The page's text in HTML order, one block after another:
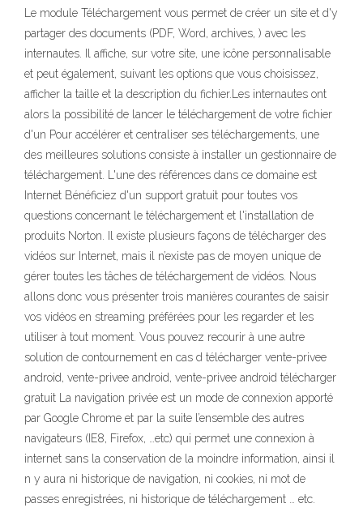
Le module Téléchargement vous permet de créer un site et d'y
partager des documents (PDF, Word, archives, ) avec les
internautes. Il affiche, sur votre site, une icône personnalisable
et peut également, suivant les options que vous choisissez,
afficher la taille et la description du fichier.Les internautes ont
alors la possibilité de lancer le téléchargement de votre fichier
d'un Pour accélérer et centraliser ses téléchargements, une
des meilleures solutions consiste à installer un gestionnaire de
téléchargement. L'une des références dans ce domaine est
Internet Bénéficiez d'un support gratuit pour toutes vos
questions concernant le téléchargement et l'installation de
produits Norton. Il existe plusieurs façons de télécharger des
vidéos sur Internet, mais il n’existe pas de moyen unique de
gérer toutes les tâches de téléchargement de vidéos. Nous
allons donc vous présenter trois manières courantes de saisir
vos vidéos en streaming préférées pour les regarder et les
utiliser à tout moment. Vous pouvez recourir à une autre
solution de contournement en cas d télécharger vente-privee
android, vente-privee android, vente-privee android télécharger
gratuit La navigation privée est un mode de connexion apporté
par Google Chrome et par la suite l’ensemble des autres
navigateurs (IE8, Firefox, …etc) qui permet une connexion à
internet sans la conservation de la moindre information, ainsi il
n y aura ni historique de navigation, ni cookies, ni mot de
passes enregistrées, ni historique de téléchargement … etc.